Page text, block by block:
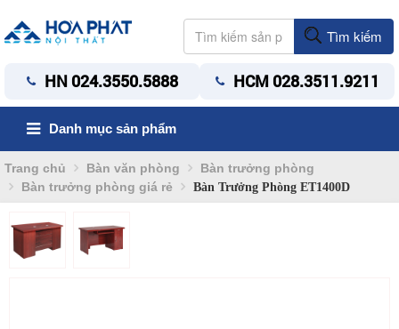
Tìm kiếm
HN 024.3550.5888 HCM 028.3511.9211
Danh mục sản phẩm
Trang chủ Bàn văn phòng
Bàn trưởng phòng
Bàn trưởng phòng giá rẻ
Bàn Trưởng Phòng ET1400D